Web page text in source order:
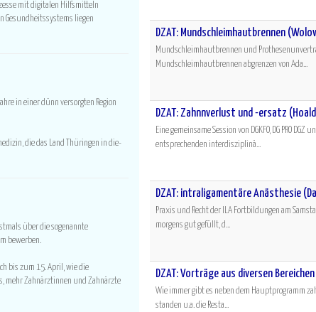
mit digitalen Hilfsmitteln
Gesundheitssystems liegen
in einer dünn ver­sorg­ten Region
die das Land Thü­rin­gen in die­
über die sogenannte
bewerben.
bis zum 15. April, wie die
mehr Zahnärztinnen und Zahnärzte
Die Rentenbesteuerung zehrt an den
dass eine zusätzliche Kapital...
1134 Amalgamverbot: Bema-Komposit für
Das IQWiG bessert die Bewertung von Pa-
und Auswertungen Welche Vor-...
DZÄT: Mundschleimhautbrennen
Mundschleimhautbrennen und
Mundschleimhautbrennen abgrenzen von Ada...
DZÄT: Zahnnverlust und -ersatz
Eine gemeinsame Session von DGKFO, DG PRO
entsprechenden interdisziplinä...
DZÄT: intraligamentäre Anästhesie
Praxis und Recht der ILA Fortbildungen am
morgens gut gefüllt, d...
DZÄT: Vorträge aus diversen Bereichen
Wie immer gibt es neben dem Hauptprogramm
standen u.a. die Resta...